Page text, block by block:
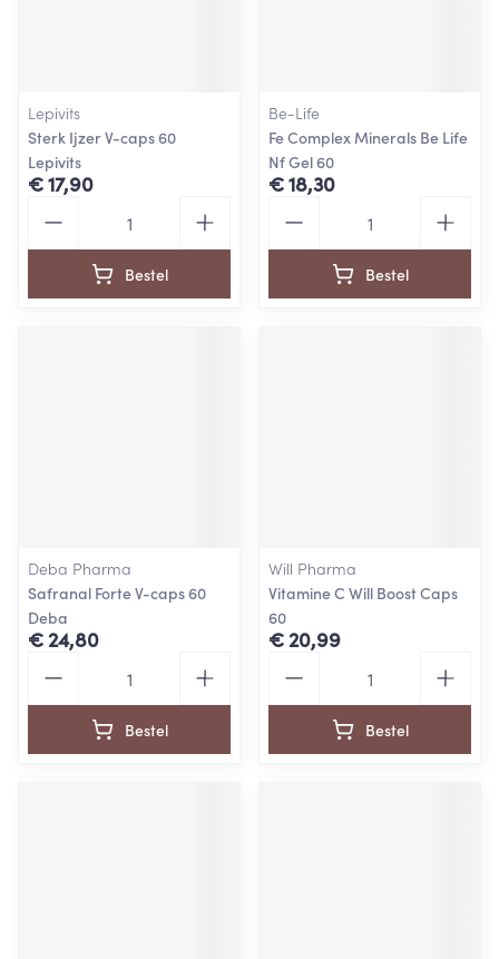
Lepivits
Sterk Ijzer V-caps 60
Lepivits
€ 17,90
Bestel
Be-Life
Fe Complex Minerals Be Life
Nf Gel 60
€ 18,30
Bestel
Deba Pharma
Safranal Forte V-caps 60
Deba
€ 24,80
Bestel
Will Pharma
Vitamine C Will Boost Caps
60
€ 20,99
Bestel